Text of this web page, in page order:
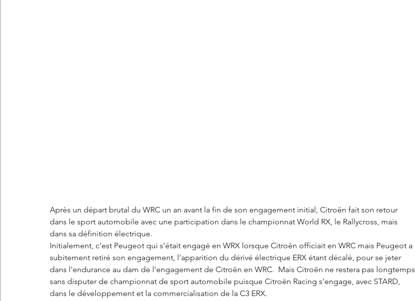
Après un départ brutal du WRC un an avant la fin de son engagement initial, Citroën fait son retour
dans le sport automobile avec une participation dans le championnat World RX, le Rallycross, mais
dans sa définition électrique.
Initialement, c'est Peugeot qui s'était engagé en WRX lorsque Citroën officiait en WRC mais Peugeot a
subitement retiré son engagement, l'apparition du dérivé électrique ERX étant décalé, pour se jeter
dans l'endurance au dam de l'engagement de Citroën en WRC.  Mais Citroën ne restera pas longtemps
sans disputer de championnat de sport automobile puisque Citroën Racing s'engage, avec STARD,
dans le développement et la commercialisation de la C3 ERX.